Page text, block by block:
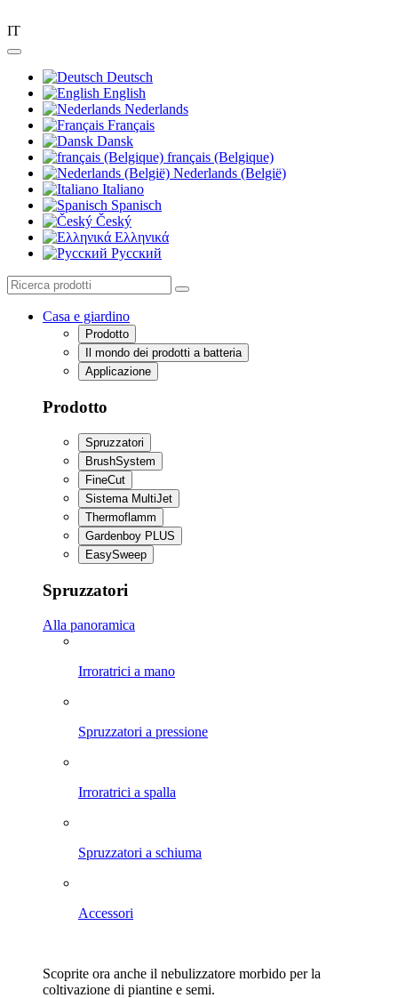
IT
Deutsch
English
Nederlands
Français
Dansk
français (Belgique)
Nederlands (België)
Italiano
Spanisch
Český
Ελληνικά
Pусский
Casa e giardino
Prodotto
Il mondo dei prodotti a batteria
Applicazione
Prodotto
Spruzzatori
BrushSystem
FineCut
Sistema MultiJet
Thermoflamm
Gardenboy PLUS
EasySweep
Spruzzatori
Alla panoramica
Irroratrici a mano
Spruzzatori a pressione
Irroratrici a spalla
Spruzzatori a schiuma
Accessori
Scoprite ora anche il nebulizzatore morbido per la
coltivazione di piantine e semi.